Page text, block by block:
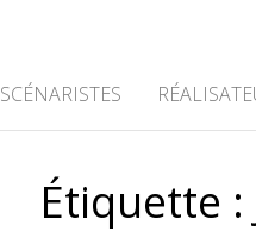
SCÉNARISTES
Étiquette :